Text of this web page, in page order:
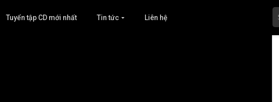
Tuyển tập CD mới nhất Tin tức Liên hệ